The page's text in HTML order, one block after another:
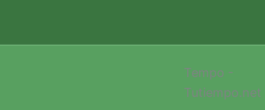
Tempo -
Tutiempo.net